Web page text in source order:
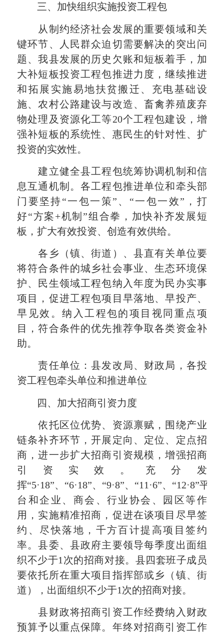
三、加快组织实施投资工程包
从制约经济社会发展的重要领域和关
键环节、人民群众迫切需要解决的突出问
题、我县发展的历史欠账和短板着手，加
大补短板投资工程包推进力度，继续推进
和拓展实施易地扶贫搬迁、充电基础设
施、农村公路建设与改造、畜禽养殖废弃
物处理及资源化工等20个工程包建设，增
强补短板的系统性、惠民生的针对性、扩
投资的实效性。
建立健全县工程包统筹协调机制和信
息互通机制。各工程包推进单位和牵头部
门要坚持“一包一策”、“一包一效”，打
好“方案+机制”组合拳，加快补齐发展短
板，扩大有效投资、创造有效供给。
各乡（镇、街道）、县直有关单位要
将符合条件的城乡社会事业、生态环境保
护、民生领域工程包纳入年度为民办实事
项目，促进工程包项目早落地、早投产、
早见效。纳入工程包的项目视同重点项
目，符合条件的优先推荐争取各类资金补
助。
责任单位：县发改局、财政局，各投
资工程包牵头单位和推进单位
四、加大招商引资力度
依托区位优势、资源禀赋，围绕产业
链条补齐环节，开展定向、定位、定点招
商，进一步扩大招商引资规模，增强招商
引资实效。充分发
挥“5·18”、“6·18”、“9·8”、“11·6”、“12·8”平
台和企业、商会、行业协会、园区等作
用，实施精准招商，促进在谈项目尽早签
约、尽快落地，千方百计提高项目签约
率。县委、县政府主要领导每季度出面组
织不少于1次的招商对接。县四套班子成员
要依托所在重大项目指挥部或乡（镇、街
道），出面组织不少于1次的招商对接。
县财政将招商引资工作经费纳入财政
预算予以重点保障。年终对招商引资工作